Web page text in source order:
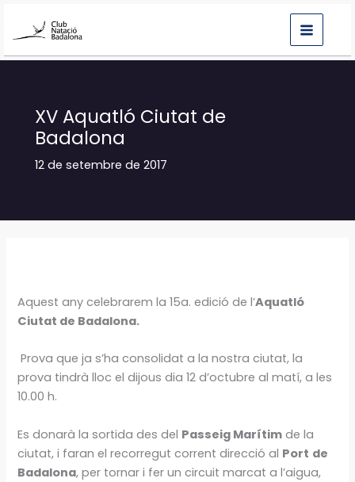
XV Aquatló Ciutat de
Badalona
12 de setembre de 2017
Aquest any celebrarem la 15a. edició de l’Aquatló
Ciutat de Badalona.
Prova que ja s’ha consolidat a la nostra ciutat, la
prova tindrà lloc el dijous dia 12 d’octubre al matí, a les
10.00 h.
Es donarà la sortida des del Passeig Marítim de la
ciutat, i faran el recorregut corrent direcció al Port de
Badalona, per tornar i fer un circuit marcat a l’aigua,